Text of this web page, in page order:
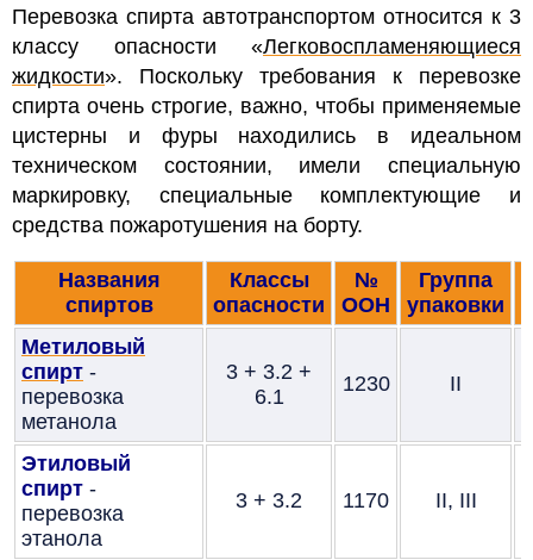
Перевозка спирта автотранспортом относится к 3
классу опасности «Легковоспламеняющиеся
жидкости». Поскольку требования к перевозке
спирта очень строгие, важно, чтобы применяемые
цистерны и фуры находились в идеальном
техническом состоянии, имели специальную
маркировку, специальные комплектующие и
средства пожаротушения на борту.
Названия
спиртов
Классы
опасности
№
ООН
Группа
упаковки
Метиловый
спирт -
перевозка
метанола
3 + 3.2 +
6.1
1230 II
Этиловый
спирт -
перевозка
этанола
3 + 3.2 1170 II, III